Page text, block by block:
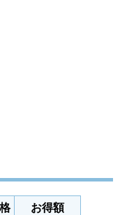
お得額